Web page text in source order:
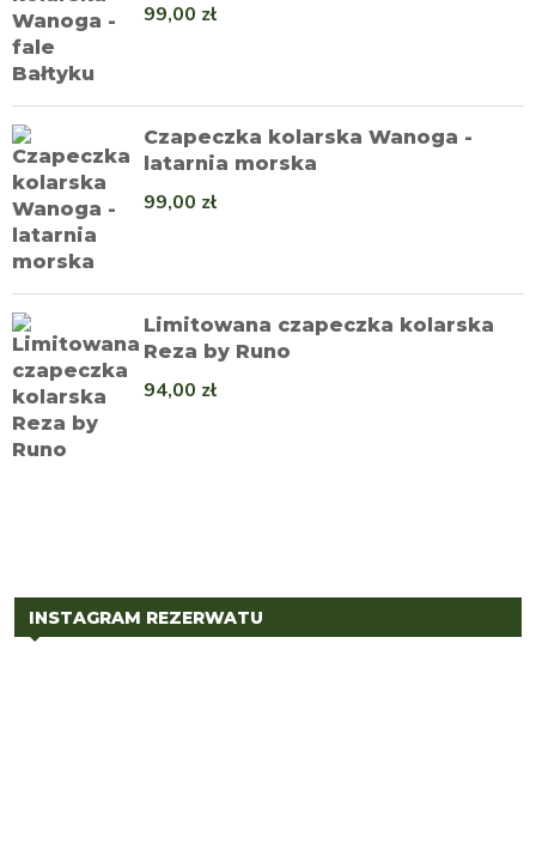
99,00 zł
Czapeczka kolarska Wanoga -
latarnia morska
99,00 zł
Limitowana czapeczka kolarska
Reza by Runo
94,00 zł
INSTAGRAM REZERWATU